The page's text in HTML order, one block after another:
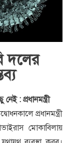
দলের
: প্রধানমন্ত্রী
প্রধানমন্ত্রী
মোকাবিলায়